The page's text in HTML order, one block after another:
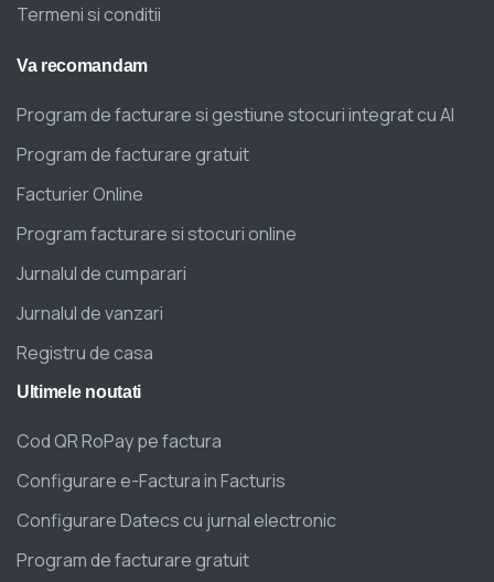
Termeni si conditii
Va recomandam
Program de facturare si gestiune stocuri integrat cu AI
Program de facturare gratuit
Facturier Online
Program facturare si stocuri online
Jurnalul de cumparari
Jurnalul de vanzari
Registru de casa
Ultimele noutati
Cod QR RoPay pe factura
Configurare e-Factura in Facturis
Configurare Datecs cu jurnal electronic
Program de facturare gratuit